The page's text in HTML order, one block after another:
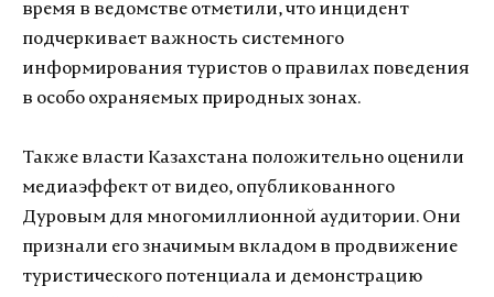
время в ведомстве отметили, что инцидент
подчеркивает важность системного
информирования туристов о правилах поведения
в особо охраняемых природных зонах.
Также власти Казахстана положительно оценили
медиаэффект от видео, опубликованного
Дуровым для многомиллионной аудитории. Они
признали его значимым вкладом в продвижение
туристического потенциала и демонстрацию